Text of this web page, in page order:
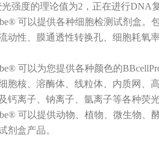
强度的理论值为2，正在进行DNA
可以提供各种细胞检测试剂盒
动性、膜通透性转换孔、细胞耗氧
可以为您提供各种颜色的
胞核、溶酶体、线粒体、内质网、
钙离子、钠离子、氩离子等各种荧
可以提供动物、植物、微生物
剂盒产品。